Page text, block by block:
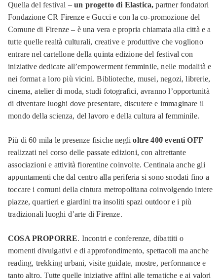
Quella del festival – un progetto di Elastica, partner fondatori
Fondazione CR Firenze e Gucci e con la co-promozione del
Comune di Firenze – è una vera e propria chiamata alla città e a
tutte quelle realtà culturali, creative e produttive che vogliono
entrare nel cartellone della quinta edizione del festival con
iniziative dedicate all’empowerment femminile, nelle modalità e
nei format a loro più vicini. Biblioteche, musei, negozi, librerie,
cinema, atelier di moda, studi fotografici, avranno l’opportunità
di diventare luoghi dove presentare, discutere e immaginare il
mondo della scienza, del lavoro e della cultura al femminile.
Più di 60 mila le presenze fisiche negli oltre 400 eventi OFF
realizzati nel corso delle passate edizioni, con altrettante
associazioni e attività fiorentine coinvolte. Centinaia anche gli
appuntamenti che dal centro alla periferia si sono snodati fino a
toccare i comuni della cintura metropolitana coinvolgendo intere
piazze, quartieri e giardini tra insoliti spazi outdoor e i più
tradizionali luoghi d’arte di Firenze.
COSA PROPORRE. Incontri e conferenze, dibattiti o
momenti divulgativi e di approfondimento, spettacoli ma anche
reading, trekking urbani, visite guidate, mostre, performance e
tanto altro. Tutte quelle iniziative affini alle tematiche e ai valori